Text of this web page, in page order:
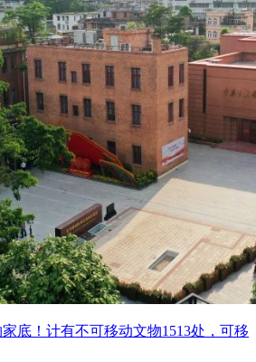
底！计有不可移动文物1513处，可移